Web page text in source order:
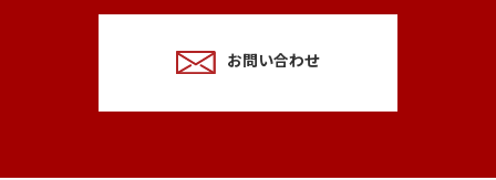
お問い合わせ